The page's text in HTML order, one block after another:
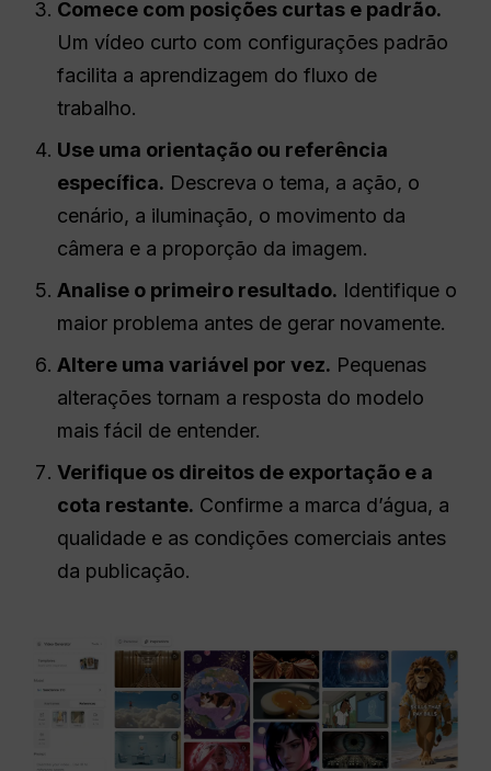
Comece com posições curtas e padrão.
Um vídeo curto com configurações padrão
facilita a aprendizagem do fluxo de
trabalho.
Use uma orientação ou referência
específica. Descreva o tema, a ação, o
cenário, a iluminação, o movimento da
câmera e a proporção da imagem.
Analise o primeiro resultado. Identifique o
maior problema antes de gerar novamente.
Altere uma variável por vez. Pequenas
alterações tornam a resposta do modelo
mais fácil de entender.
Verifique os direitos de exportação e a
cota restante. Confirme a marca d’água, a
qualidade e as condições comerciais antes
da publicação.